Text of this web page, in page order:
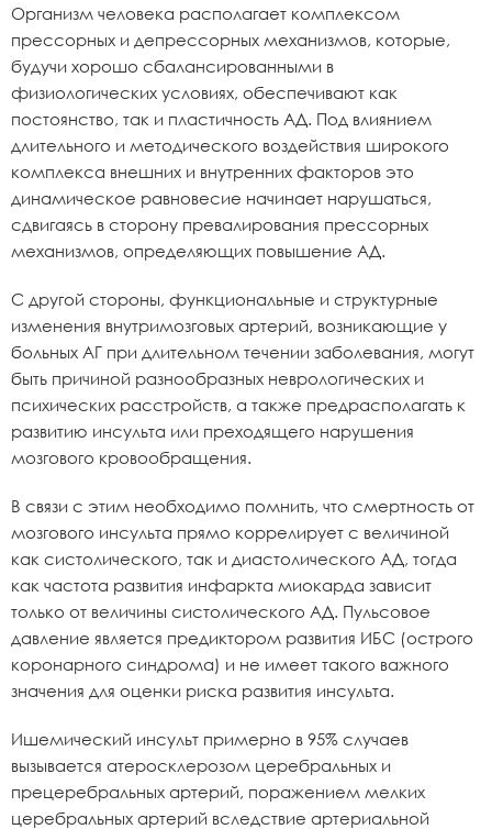
Организм человека располагает комплексом
прессорных и депрессорных механизмов, которые,
будучи хорошо сбалансированными в
физиологических условиях, обеспечивают как
постоянство, так и пластичность АД. Под влиянием
длительного и методического воздействия широкого
комплекса внешних и внутренних факторов это
динамическое равновесие начинает нарушаться,
сдвигаясь в сторону превалирования прессорных
механизмов, определяющих повышение АД.
С другой стороны, функциональные и структурные
изменения внутримозговых артерий, возникающие у
больных АГ при длительном течении заболевания, могут
быть причиной разнообразных неврологических и
психических расстройств, а также предрасполагать к
развитию инсульта или преходящего нарушения
мозгового кровообращения.
В связи с этим необходимо помнить, что смертность от
мозгового инсульта прямо коррелирует с величиной
как систолического, так и диастолического АД, тогда
как частота развития инфаркта миокарда зависит
только от величины систолического АД. Пульсовое
давление является предиктором развития ИБС (острого
коронарного синдрома) и не имеет такого важного
значения для оценки риска развития инсульта.
Ишемический инсульт примерно в 95% случаев
вызывается атеросклерозом церебральных и
прецеребральных артерий, поражением мелких
церебральных артерий вследствие артериальной